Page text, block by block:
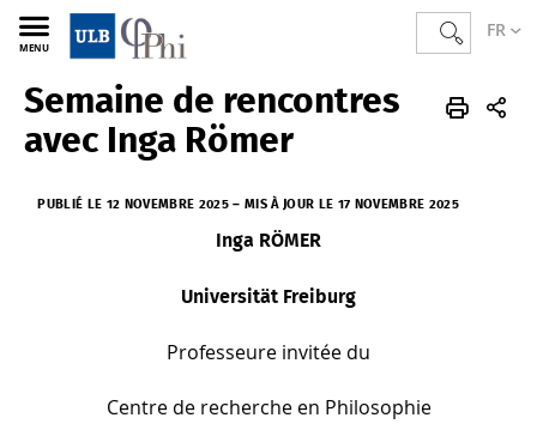
FR
MENU
PHI FR Actualités
Semaine de rencontres
avec Inga Römer
PUBLIÉ LE 12 NOVEMBRE 2025 – MIS À JOUR LE 17 NOVEMBRE 2025
Inga RÖMER
Universität Freiburg
Professeure invitée du
Centre de recherche en Philosophie